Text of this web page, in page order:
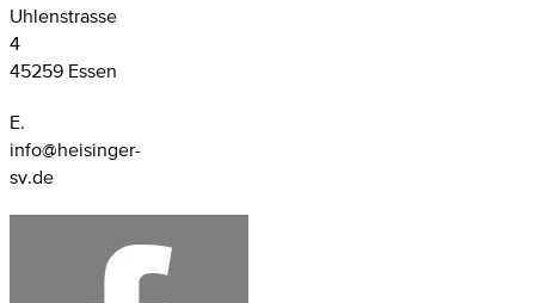
Uhlenstrasse
4
45259 Essen
E.
info@heisinger-
sv.de